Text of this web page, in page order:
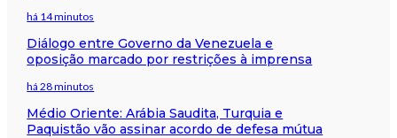
há 14 minutos
Diálogo entre Governo da Venezuela e
oposição marcado por restrições à imprensa
há 28 minutos
Médio Oriente: Arábia Saudita, Turquia e
Paquistão vão assinar acordo de defesa mútua